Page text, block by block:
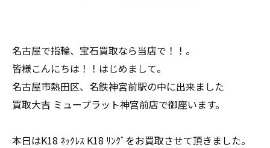
名古屋で指輪、宝石買取なら当店で！！。
皆様こんにちは！！はじめまして。
名古屋市熱田区、名鉄神宮前駅の中に出来ました
買取大吉 ミュープラット神宮前店で御座います。
本日はK18 ﾈｯｸﾚｽ K18 ﾘﾝｸﾞをお買取させて頂きました。